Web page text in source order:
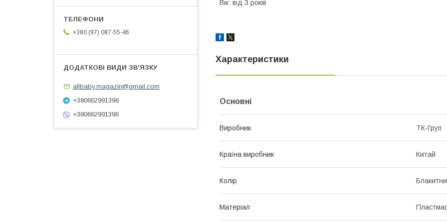
Вік: від 3 років
Характеристики
Основні
Виробник ТК-Груп
Країна виробник Китай
Колір
Матеріал
+380 (97) 087-55-46
allbaby.magazin@gmail.com
+380662991396
+380662991396